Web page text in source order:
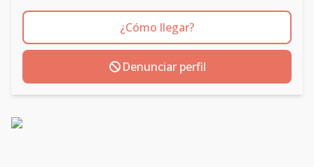
¿Cómo llegar?
Denunciar perfil